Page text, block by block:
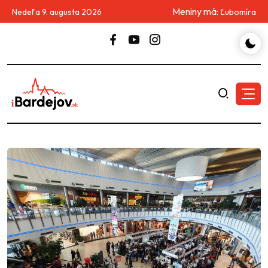
Nedeľa 9. augusta 2026 Meniny má: Ľubomíra